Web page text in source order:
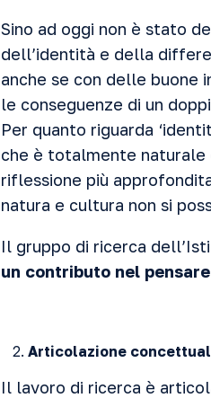
Sino ad oggi non è stato
dell’identità e della
anche se con delle buone
le conseguenze di un
Per quanto riguarda
che è totalmente naturale
riflessione più
natura e cultura non si
Il gruppo di ricerca
un contributo nel
Articolazione
Il lavoro di ricerca è